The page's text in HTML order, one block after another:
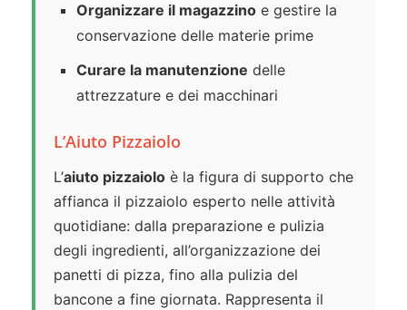
Organizzare il magazzino e gestire la
conservazione delle materie prime
Curare la manutenzione delle
attrezzature e dei macchinari
L’Aiuto Pizzaiolo
L’aiuto pizzaiolo è la figura di supporto che
affianca il pizzaiolo esperto nelle attività
quotidiane: dalla preparazione e pulizia
degli ingredienti, all’organizzazione dei
panetti di pizza, fino alla pulizia del
bancone a fine giornata. Rappresenta il